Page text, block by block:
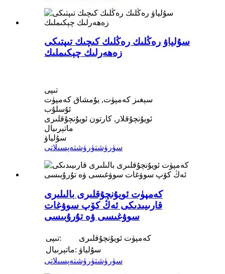
سۇلياۋ رەڭلىك رەڭلىك كىچىك تىپتىكى
زەھەرلىك چېكىملىك
تىپى
سېغىز كەمپۈت, يۇمشاق كەمپۈت
ئۇسلۇب
ئويۇنچۇقلار, كارتون ئويۇنچۇقلىرى
ماتېرىيال
سۇلياۋ
سۈرۈشتۈرۈشتەپسىلاتى
كەمپۈت ئويۇنچۇقلىرى بالىلىرى
قارىيىدىكى ئەڭ كۆپ سوۋغات
سوۋغىسى ۋە تۇرۇبىسى
تىپى:
كەمپۈت ئويۇنچۇقلىرى
ماتېرىيال: سۇلياۋ
سۈرۈشتۈرۈشتەپسىلاتى